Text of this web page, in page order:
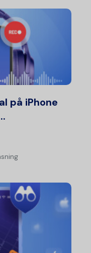
på iPhone